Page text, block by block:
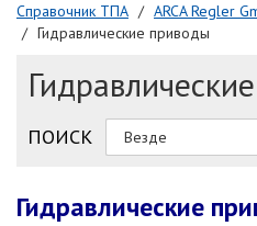
Справочник ТПА
ARCA Regler
Гидравлические приводы
ПОИСК
Гидравлические